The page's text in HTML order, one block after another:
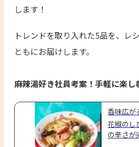
します！
トレンドを取り入れた5品を、レ
ともにお届けします。
麻辣湯好き社員考案！手軽に楽し
香味広が
花椒のし
の辛さが